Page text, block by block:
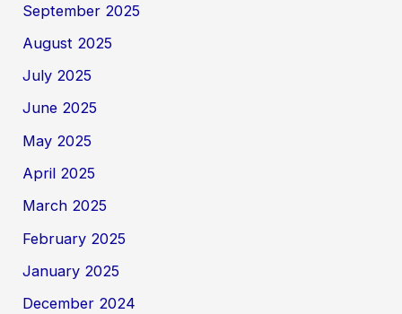
September 2025
August 2025
July 2025
June 2025
May 2025
April 2025
March 2025
February 2025
January 2025
December 2024